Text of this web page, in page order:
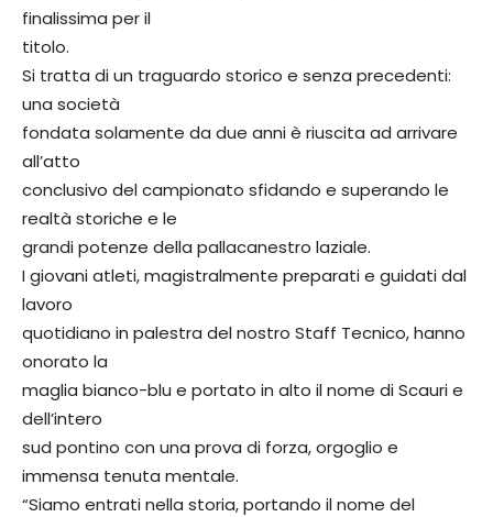
finalissima per il
titolo.
Si tratta di un traguardo storico e senza precedenti:
una società
fondata solamente da due anni è riuscita ad arrivare
all’atto
conclusivo del campionato sfidando e superando le
realtà storiche e le
grandi potenze della pallacanestro laziale.
I giovani atleti, magistralmente preparati e guidati dal
lavoro
quotidiano in palestra del nostro Staff Tecnico, hanno
onorato la
maglia bianco-blu e portato in alto il nome di Scauri e
dell’intero
sud pontino con una prova di forza, orgoglio e
immensa tenuta mentale.
“Siamo entrati nella storia, portando il nome del